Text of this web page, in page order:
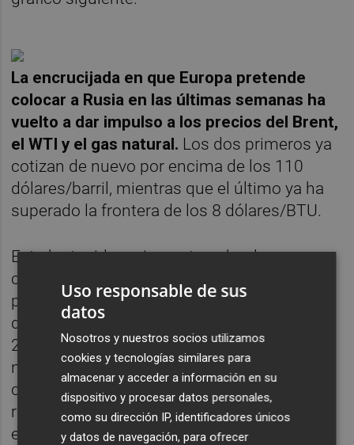
La encrucijada en que Europa pretende
colocar a Rusia en las últimas semanas ha
vuelto a dar impulso a los precios del Brent,
el WTI y el gas natural. Los dos primeros ya
cotizan de nuevo por encima de los 110
dólares/barril, mientras que el último ya ha
superado la frontera de los 8 dólares/BTU.
Esto ha tenido su impacto sobre la
cotización de la petrolera española, cuyo
precio alcanzó los 14,950 euros el pasado 6
de mayo, máximos desde noviembre de
2019). Este crecimiento en los últimos años
no ha pasado inadvertido para compañías
como BlackRock, que ha alcanzado su cifra
récord de participación en la petrolera
española con un 5,47% del total de las
Uso responsable de sus
datos
Nosotros y nuestros socios utilizamos
cookies y tecnologías similares para
almacenar y acceder a información en su
dispositivo y procesar datos personales,
como su dirección IP, identificadores únicos
y datos de navegación, para ofrecer